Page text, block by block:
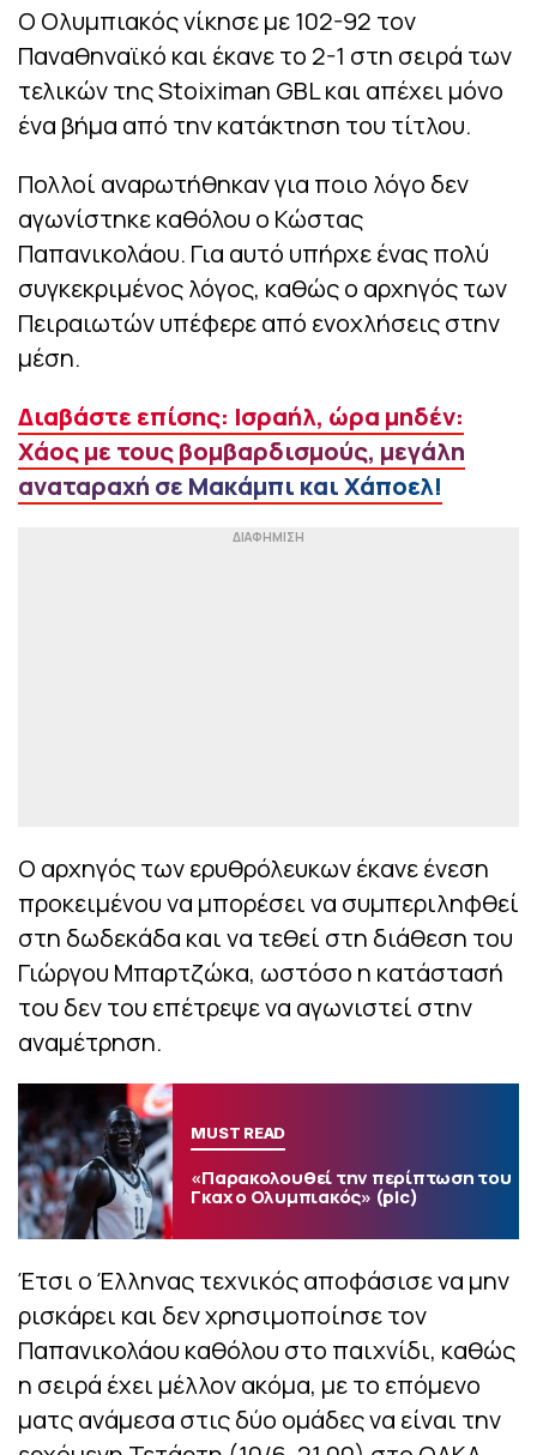
Ο Ολυμπιακός νίκησε με 102-92 τον
Παναθηναϊκό και έκανε το 2-1 στη σειρά των
τελικών της Stoiximan GBL και απέχει μόνο
ένα βήμα από την κατάκτηση του τίτλου.
Πολλοί αναρωτήθηκαν για ποιο λόγο δεν
αγωνίστηκε καθόλου ο Κώστας
Παπανικολάου. Για αυτό υπήρχε ένας πολύ
συγκεκριμένος λόγος, καθώς ο αρχηγός των
Πειραιωτών υπέφερε από ενοχλήσεις στην
μέση.
Διαβάστε επίσης: Ισραήλ, ώρα μηδέν:
Χάος με τους βομβαρδισμούς, μεγάλη
αναταραχή σε Μακάμπι και Χάποελ!
Ο αρχηγός των ερυθρόλευκων έκανε ένεση
προκειμένου να μπορέσει να συμπεριληφθεί
στη δωδεκάδα και να τεθεί στη διάθεση του
Γιώργου Μπαρτζώκα, ωστόσο η κατάστασή
του δεν του επέτρεψε να αγωνιστεί στην
αναμέτρηση.
MUST READ
«Παρακολουθεί την περίπτωση του
Γκαχ ο Ολυμπιακός» (pic)
Έτσι ο Έλληνας τεχνικός αποφάσισε να μην
ρισκάρει και δεν χρησιμοποίησε τον
Παπανικολάου καθόλου στο παιχνίδι, καθώς
η σειρά έχει μέλλον ακόμα, με το επόμενο
ματς ανάμεσα στις δύο ομάδες να είναι την